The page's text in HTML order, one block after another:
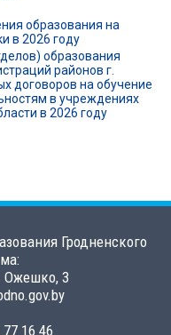
образования на
в 2026 году
образования
районов г.
договоров на обучение
в учреждениях
в 2026 году
Гродненского
Ожешко, 3
16 46